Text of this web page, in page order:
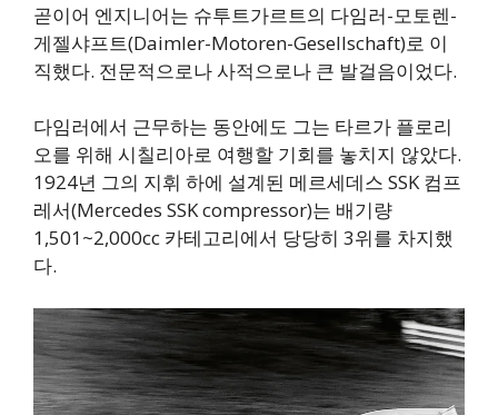
곧이어 엔지니어는 슈투트가르트의 다임러-모토렌-
게젤샤프트(Daimler-Motoren-Gesellschaft)로 이
직했다. 전문적으로나 사적으로나 큰 발걸음이었다.
다임러에서 근무하는 동안에도 그는 타르가 플로리
오를 위해 시칠리아로 여행할 기회를 놓치지 않았다.
1924년 그의 지휘 하에 설계된 메르세데스 SSK 컴프
레서(Mercedes SSK compressor)는 배기량
1,501~2,000cc 카테고리에서 당당히 3위를 차지했
다.